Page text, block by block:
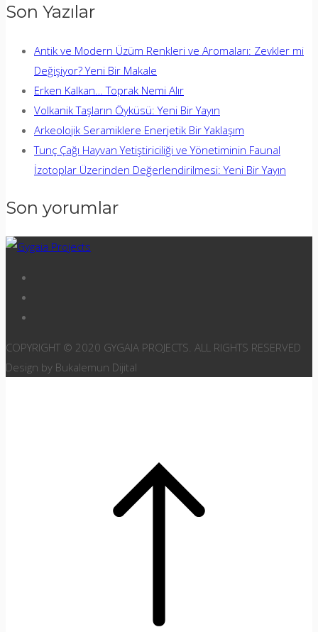
Son Yazılar
Antik ve Modern Üzüm Renkleri ve Aromaları: Zevkler mi
Değişiyor? Yeni Bir Makale
Erken Kalkan… Toprak Nemi Alır
Volkanik Taşların Öyküsü: Yeni Bir Yayın
Arkeolojik Seramiklere Enerjetik Bir Yaklaşım
Tunç Çağı Hayvan Yetiştiriciliği ve Yönetiminin Faunal
İzotoplar Üzerinden Değerlendirilmesi: Yeni Bir Yayın
Son yorumlar
COPYRIGHT © 2020 GYGAIA PROJECTS. ALL RIGHTS RESERVED
Design by Bukalemun Dijital